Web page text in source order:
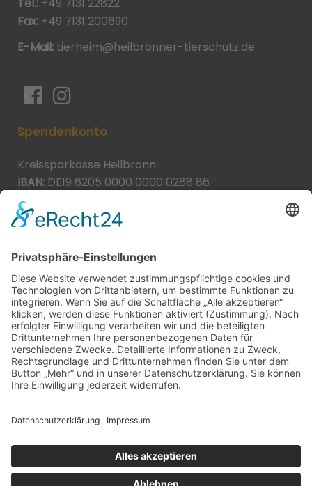
Fax: +49 7131 200690
E-Mail: tierheim@heilbronner-tierschutz.de
Spendenkonto
Kreissparkasse Heilbronn
IBAN: DE19 6205 0000 0000 0288 86
BIC:
Spende direkt via PayPal
JETZT SPENDEN
paypal@heilbronner-tierschutz.de
© 2021Systemhaus JOAM